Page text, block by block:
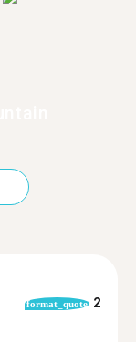
format_quote 2